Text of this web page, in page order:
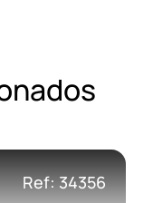
Ref: 34356